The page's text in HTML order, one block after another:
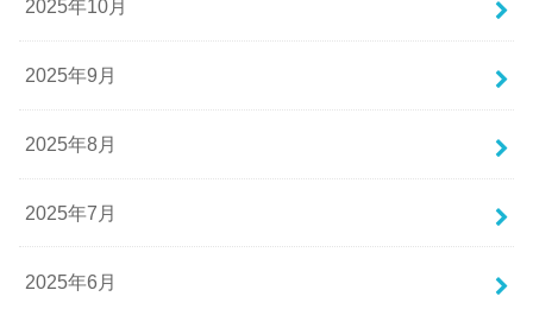
2025年10月
2025年9月
2025年8月
2025年7月
2025年6月